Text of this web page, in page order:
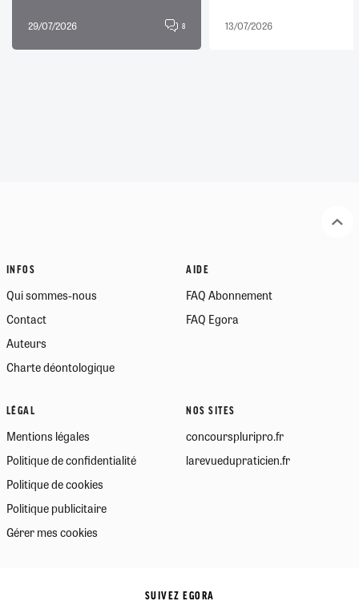
29/07/2026 8 13/07/2026
INFOS
Qui sommes-nous
Contact
Auteurs
Charte déontologique
AIDE
FAQ Abonnement
FAQ Egora
LÉGAL
Mentions légales
Politique de confidentialité
Politique de cookies
Politique publicitaire
Gérer mes cookies
NOS SITES
concourspluripro.fr
larevuedupraticien.fr
SUIVEZ EGORA